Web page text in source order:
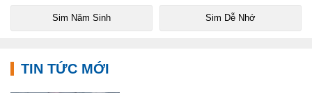
Sim Năm Sinh Sim Dễ Nhớ
TIN TỨC MỚI